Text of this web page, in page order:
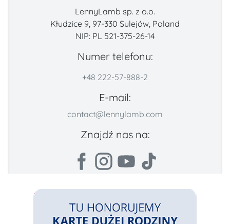
LennyLamb sp. z o.o.
Kłudzice 9, 97-330 Sulejów, Poland
NIP: PL 521-375-26-14
Numer telefonu:
+48 222-57-888-2
E-mail:
contact@lennylamb.com
Znajdź nas na: